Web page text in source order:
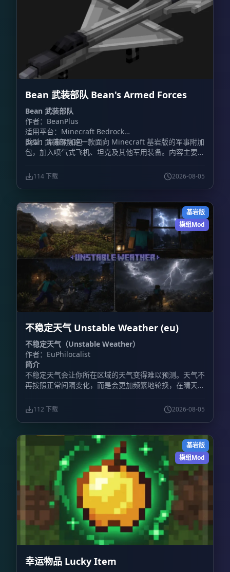
Bean 武装部队 Bean's Armed Forces
Bean 武装部队
作者：BeanPlus
适用平台：Minecraft Bedrock
类型：军事附加包
Bean 武装部队是一款面向 Minecraft 基岩版的军事附加
包，加入喷气式飞机、坦克及其他军用装备。内容主要围
炮、防毒面具、枪械等地面装备。
114 下载 2026-08-05
基岩版
模组Mod
不稳定天气 Unstable Weather (eu)
不稳定天气（Unstable Weather）
作者：EuPhilocalist
简介
不稳定天气会让你所在区域的天气变得难以预测。天气不
再按照正常间隔变化，而是会更加频繁地轮换，在晴天、
112 下载 2026-08-05
基岩版
模组Mod
幸运物品 Lucky Item